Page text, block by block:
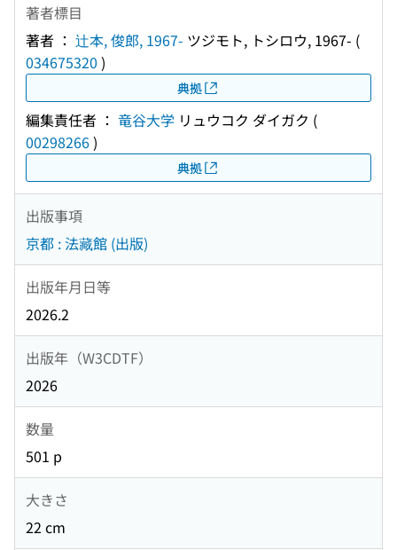
著者標目
著者 ： 辻本, 俊郎, 1967- ツジモト, トシロウ, 1967- (
034675320 )
典拠
編集責任者 ： 竜谷大学 リュウコク ダイガク (
00298266)
典拠
出版事項
京都 : 法藏館 (出版)
出版年月日等
2026.2
出版年（W3CDTF）
2026
数量
501 p
大きさ
22 cm